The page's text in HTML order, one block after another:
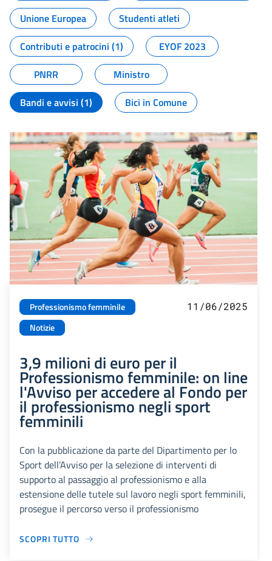
Unione Europea
Studenti atleti
Contributi e patrocini (1)
EYOF 2023
PNRR
Ministro
Bandi e avvisi (1)
Bici in Comune
Professionismo femminile
Notizie
11/06/2025
3,9 milioni di euro per il
Professionismo femminile: on line
l'Avviso per accedere al Fondo per
il professionismo negli sport
femminili
Con la pubblicazione da parte del Dipartimento per lo
Sport dell’Avviso per la selezione di interventi di
supporto al passaggio al professionismo e alla
estensione delle tutele sul lavoro negli sport femminili,
prosegue il percorso verso il professionismo
SCOPRI TUTTO